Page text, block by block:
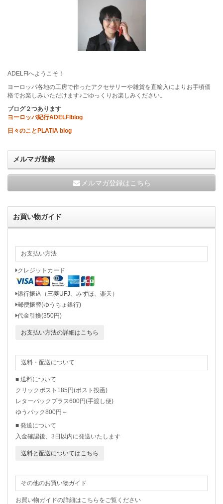
ADELFIへようこそ！
ヨーロッパ各地の工房で作ったアクセサリーや雑貨を直輸入によりお手頃価
格でお楽しみいただけます♪ごゆっくりお楽しみください。
ブログ２つあります
ヨーロッパ紀行ADELFIblog
日々のことPLATIA blog
メルマガ登録
メルマガ登録はこちら
お買い物ガイド
お支払い方法
クレジットカード
銀行振込（三菱UFJ、みずほ、楽天）
郵便振替(ゆうちょ銀行)
代金引換(350円)
お支払い方法の詳細はこちら
送料・配送について
■ 送料について
クリックポスト185円(ポスト投函)
レターパックプラス600円(手渡し便)
ゆうパック800円～
■ 発送について
入金確認後、3日以内に発送いたします
送料と配送についてはこちら
その他のお買い物ガイド
お買い物ガイドの詳細はこちらをご覧ください